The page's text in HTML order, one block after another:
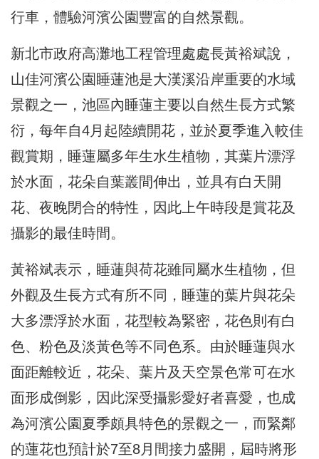
行車，體驗河濱公園豐富的自然景觀。
新北市政府高灘地工程管理處處長黃裕斌說，
山佳河濱公園睡蓮池是大漢溪沿岸重要的水域
景觀之一，池區內睡蓮主要以自然生長方式繁
衍，每年自4月起陸續開花，並於夏季進入較佳
觀賞期，睡蓮屬多年生水生植物，其葉片漂浮
於水面，花朵自葉叢間伸出，並具有白天開
花、夜晚閉合的特性，因此上午時段是賞花及
攝影的最佳時間。
黃裕斌表示，睡蓮與荷花雖同屬水生植物，但
外觀及生長方式有所不同，睡蓮的葉片與花朵
大多漂浮於水面，花型較為緊密，花色則有白
色、粉色及淡黃色等不同色系。由於睡蓮與水
面距離較近，花朵、葉片及天空景色常可在水
面形成倒影，因此深受攝影愛好者喜愛，也成
為河濱公園夏季頗具特色的景觀之一，而緊鄰
的蓮花也預計於7至8月間接力盛開，屆時將形